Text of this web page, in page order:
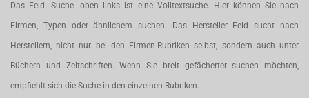
Das Feld -Suche- oben links ist eine Volltextsuche. Hier können Sie nach
Firmen, Typen oder ähnlichem suchen. Das Hersteller Feld sucht nach
Herstellern, nicht nur bei den Firmen-Rubriken selbst, sondern auch unter
Büchern und Zeitschriften. Wenn Sie breit gefächerter suchen möchten,
empfiehlt sich die Suche in den einzelnen Rubriken.